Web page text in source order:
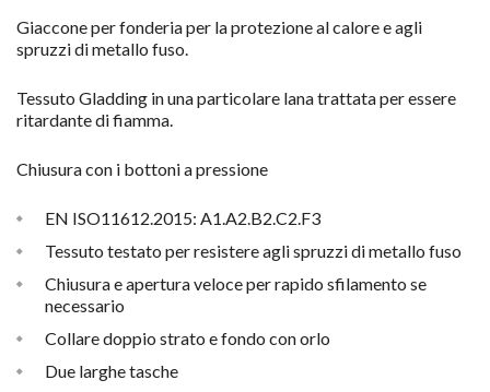
Giaccone per fonderia per la protezione al calore e agli
spruzzi di metallo fuso.
Tessuto Gladding in una particolare lana trattata per essere
ritardante di fiamma.
Chiusura con i bottoni a pressione
EN ISO11612.2015: A1.A2.B2.C2.F3
Tessuto testato per resistere agli spruzzi di metallo fuso
Chiusura e apertura veloce per rapido sfilamento se
necessario
Collare doppio strato e fondo con orlo
Due larghe tasche